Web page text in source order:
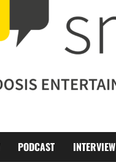
PODCAST INTERVIEW